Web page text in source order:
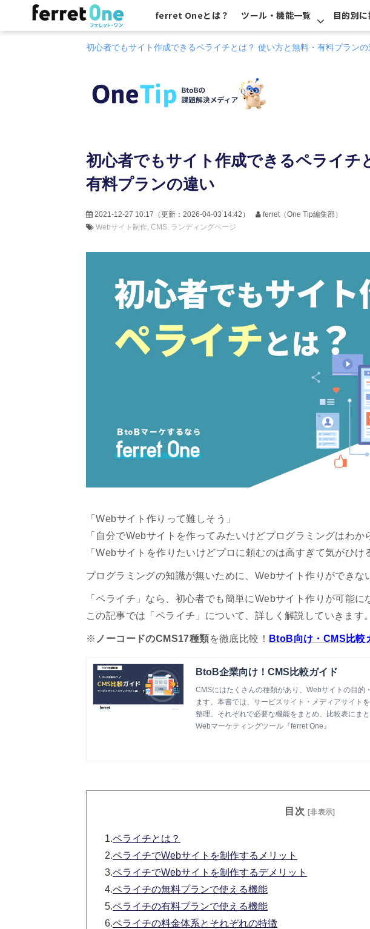
ferret Oneとは？ ツール・機能一覧 目的別
初心者でもサイト作成できるペライチとは？ 使い方と無料・有料プランの
初心者でもサイト作成できるペライチ
有料プランの違い
2021-12-27 10:17 （更新： 2026-04-03 14:42 ）
ferret（One Tip編集部）
Webサイト制作 CMS ランディングページ
「Webサイト作りって難しそう」
「自分でWebサイトを作ってみたいけどプログラミングはわか
「Webサイトを作りたいけどプロに頼むのは高すぎて気がひけ
プログラミングの知識が無いために、Webサイト作りができな
「ペライチ」なら、初心者でも簡単にWebサイト作りが可能に
この記事では「ペライチ」について、詳しく解説していきます。
※ ノーコードのCMS17種類を徹底比較！ BtoB向け・CMS比較
BtoB企業向け！CMS比較ガイド
CMSにはたくさんの種類があり、Webサイトの目的
ます。本書では、サービスサイト・メディアサイト
整理。それぞれで必要な機能をまとめ、比較表にまと
Webマーケティングツール『ferret One』
目次 [非表示]
1.ペライチとは？
2.ペライチでWebサイトを制作するメリット
3.ペライチでWebサイトを制作するデメリット
4.ペライチの無料プランで使える機能
5.ペライチの有料プランで使える機能
6.ペライチの料金体系とそれぞれの特徴